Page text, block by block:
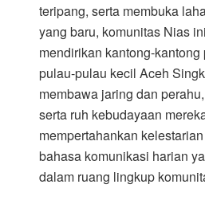
teripang, serta membuka
yang baru, komunitas Nias
mendirikan kantong-
pulau-pulau kecil Aceh
membawa jaring dan
serta ruh kebudayaan
mempertahankan kelestarian
bahasa komunikasi harian
dalam ruang lingkup